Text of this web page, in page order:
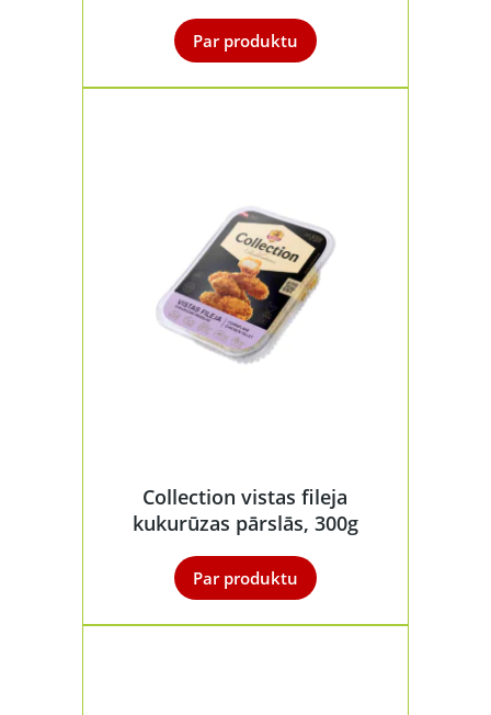
Par produktu
Collection vistas fileja
kukurūzas pārslās, 300g
Par produktu